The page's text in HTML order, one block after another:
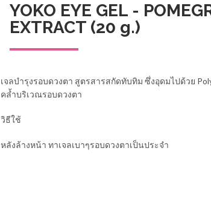
YOKO EYE GEL -
EXTRACT (20 g.)
เจลบำรุงรอบดวงตา สูตรสารสกัดทับทิม ซึ่งอุดมไปด้วย
คล้ำบริเวณรอบดวงตา
วิธีใช้
หลังล้างหน้า ทาเจลเบาๆรอบดวงตาเป็นประจำ